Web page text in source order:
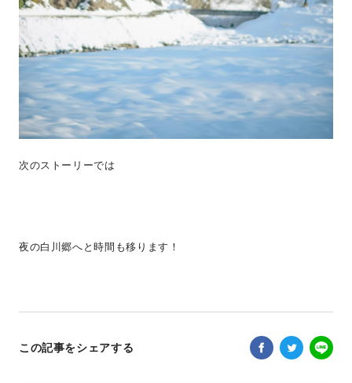
次のストーリーでは
夜の白川郷へと時間も移ります！
この記事をシェアする